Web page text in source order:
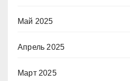
Май 2025
Апрель 2025
Март 2025